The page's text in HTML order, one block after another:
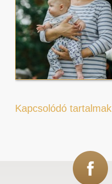
Kapcsolódó tartalmak